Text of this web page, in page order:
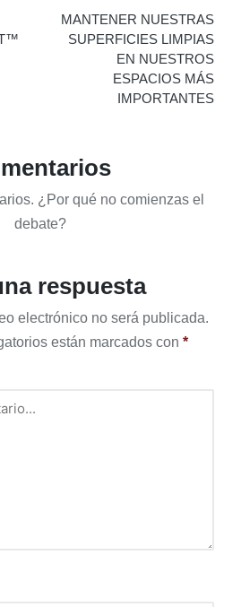
MANTENER NUESTRAS
SUPERFICIES LIMPIAS
EN NUESTROS
ESPACIOS MÁS
IMPORTANTES
¿Por qué no comienzas el
debate?
respuesta
electrónico no será publicada.
están marcados con *